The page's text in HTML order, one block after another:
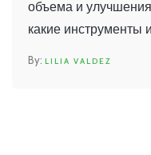
объема и
какие инструменты
LILIA VALDEZ